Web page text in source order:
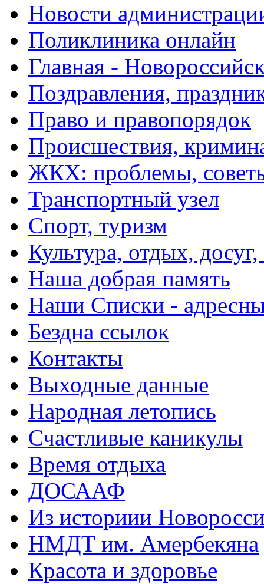
Новости
Поликлиника онлайн
Главная -
Поздравления,
Право и правопорядок
Происшествия,
ЖКХ: проблемы,
Транспортный узел
Спорт, туризм
Культура, отдых,
Наша добрая память
Наши Списки -
Бездна ссылок
Контакты
Выходные данные
Народная летопись
Счастливые каникулы
Время отдыха
ДОСААФ
Из историии
НМДТ им. Амербекяна
Красота и здоровье